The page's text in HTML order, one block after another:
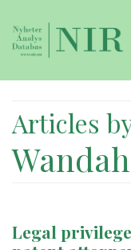
Articles
Legal